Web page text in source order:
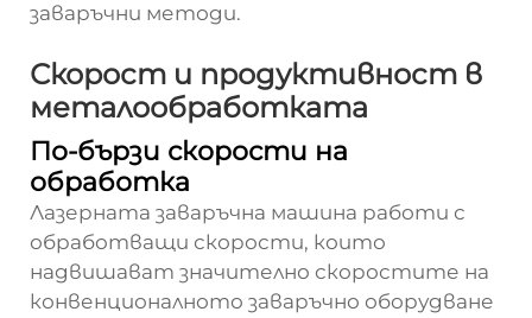
заваръчни методи.
Скорост и продуктивност в
металообработката
По-бързи скорости на
обработка
Лазерната заваръчна машина работи с
обработващи скорости, които
надвишават значително скоростите на
конвенционалното заваръчно оборудване